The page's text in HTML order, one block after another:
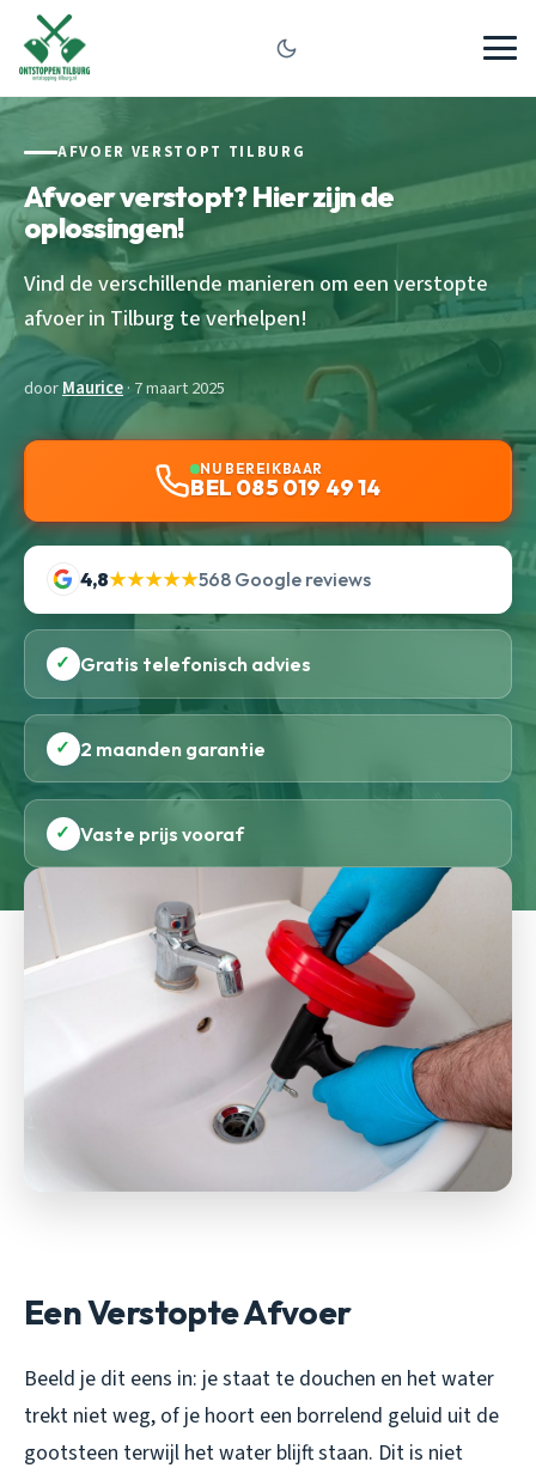
AFVOER VERSTOPT TILBURG
Afvoer verstopt? Hier zijn de
oplossingen!
Vind de verschillende manieren om een verstopte
afvoer in Tilburg te verhelpen!
doorMaurice· 7 maart 2025
NU BEREIKBAAR
BEL 085 019 49 14
4,8★★★★★568 Google reviews
✓ Gratis telefonisch advies
✓ 2 maanden garantie
✓ Vaste prijs vooraf
Een Verstopte Afvoer
Beeld je dit eens in: je staat te douchen en het water
trekt niet weg, of je hoort een borrelend geluid uit de
gootsteen terwijl het water blijft staan. Dit is niet